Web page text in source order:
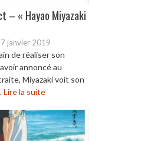
– « Hayao Miyazaki
janvier 2019
de réaliser son
annoncé au
Miyazaki voit son
Lire la suite